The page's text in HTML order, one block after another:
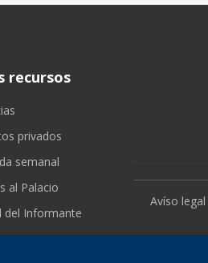
recursos
privados
semanal
al Palacio
del Informante
Avíso legal